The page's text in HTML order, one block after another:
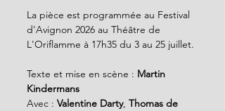
La pièce est programmée au Festival
d'Avignon 2026 au Théâtre de
L'Oriflamme à 17h35 du 3 au 25 juillet.
Texte et mise en scène : Martin
Kindermans
Avec : Valentine Darty, Thomas de